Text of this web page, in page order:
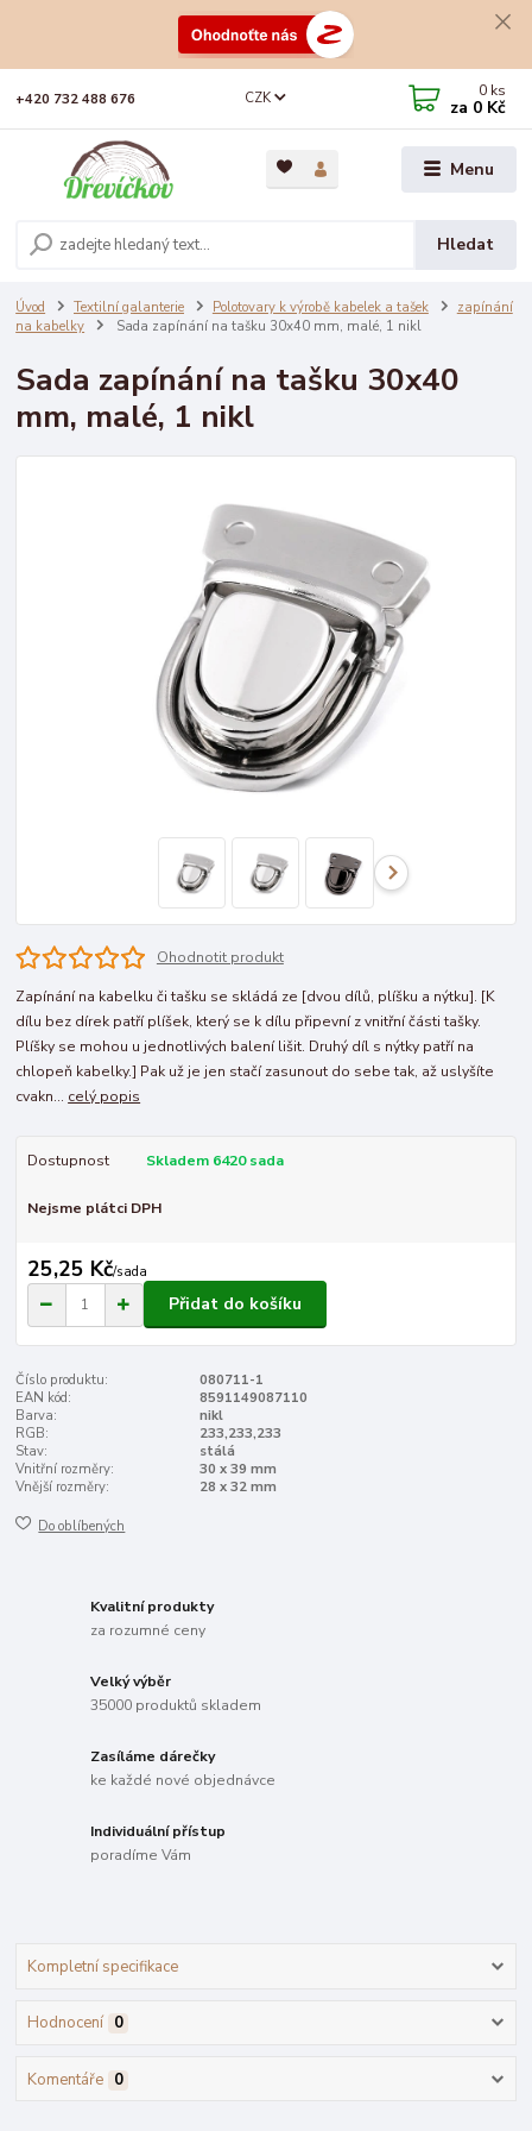
Menu
CZK
Hledat
+420 732 488 676 0 ks
za 0 Kč
Úvod Textilní galanterie Polotovary k výrobě kabelek a tašek
zapínání
na kabelky
Sada zapínání na tašku 30x40 mm, malé, 1 nikl
Sada zapínání na tašku 30x40
mm, malé, 1 nikl
Ohodnotit produkt
Zapínání na kabelku či tašku se skládá ze [dvou dílů, plíšku a nýtku]. [K
dílu bez dírek patří plíšek, který se k dílu připevní z vnitřní části tašky.
Plíšky se mohou u jednotlivých balení lišit. Druhý díl s nýtky patří na
chlopeň kabelky.] Pak už je jen stačí zasunout do sebe tak, až uslyšíte
cvakn... celý popis
Dostupnost Skladem 6420 sada
Nejsme plátci DPH
25,25 Kč/sada
Přidat do košíku
Číslo produktu:
080711-1
EAN kód:
8591149087110
Barva:
nikl
RGB:
233,233,233
Stav:
stálá
Vnitřní rozměry:
30 x 39 mm
Vnější rozměry:
28 x 32 mm
Do oblíbených
Kvalitní produkty
za rozumné ceny
Velký výběr
35000 produktů skladem
Zasíláme dárečky
ke každé nové objednávce
Individuální přístup
poradíme Vám
Kompletní specifikace
Hodnocení 0
Komentáře 0